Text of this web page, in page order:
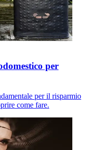
per
per il risparmio
come fare.